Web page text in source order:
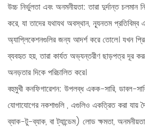
উচ্চ নির্ভুলতা এবং অনমনীয়তা:তারা দুর্দান্ত চলমান
করে, যা তাদের যথাযথ অবস্থান, ন্যূনতম
অ্যাপ্লিকেশনগুলির জন্য আদর্শ করে তোলে। যখন
ব্যবহৃত হয়, তারা কার্যত অভ্যন্তরীণ ছাড়পত্র দূর
অনড়তার দিকে পরিচালিত করে।
বহুমুখী কনফিগারেশন: উপলব্ধএকক-সারি, ডাবল-
যোগাযোগের নকশাগুলি, এগুলিও একত্রিত করা যায়
ব্যাক-টু-ব্যাক, বা ট্যান্ডেম) লোড ক্ষমতা, অনমনীয়তা